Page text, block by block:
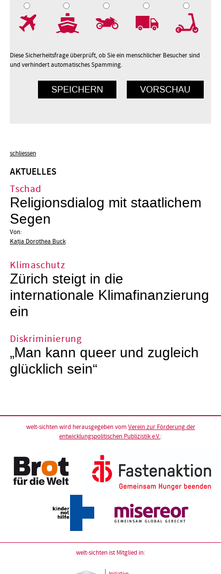
Diese Sicherheitsfrage überprüft, ob Sie ein menschlicher Besucher sind
und verhindert automatisches Spamming.
schliessen
AKTUELLES
Tschad
Religionsdialog mit staatlichem
Segen
Von:
Katja Dorothea Buck
Klimaschutz
Zürich steigt in die
internationale Klimafinanzierung
ein
Diskriminierung
„Man kann queer und zugleich
glücklich sein“
welt-sichten wird herausgegeben vom Verein zur Förderung der
entwicklungspolitischen Publizistik e.V.:
welt-sichten ist Mitglied in: